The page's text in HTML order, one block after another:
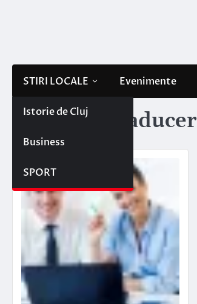
STIRI LOCALE
Istorie de Cluj
Business
SPORT
Evenimente
Etichetă: